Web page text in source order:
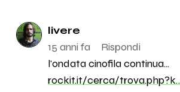
livere
15 anni fa
Rispondi
l'ondata cinofila continua...
rockit.it/cerca/